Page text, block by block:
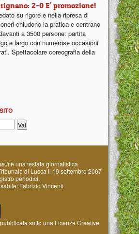
2-0 E' promozione!
su rigore e nella ripresa di
chiudono la pratica e centrano
a 3500 persone: partita
e largo con numerose occasioni
Spettacolare coreografia della
è una testata giornalistica
di Lucca il 19 settembre 2007
periodici.
Fabrizio Vincenti.
sotto una Licenza Creative